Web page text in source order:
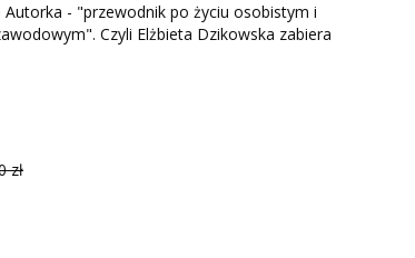
- "przewodnik po życiu osobistym i
Czyli Elżbieta Dzikowska zabiera
zł